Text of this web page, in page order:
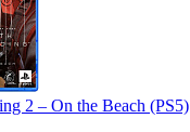
2 – On the Beach (PS5)